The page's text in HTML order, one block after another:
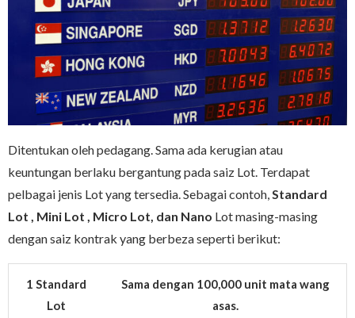
Ditentukan oleh pedagang. Sama ada kerugian atau
keuntungan berlaku bergantung pada saiz Lot. Terdapat
pelbagai jenis Lot yang tersedia. Sebagai contoh,Standard
Lot , Mini Lot , Micro Lot, dan Nano Lot masing-masing
dengan saiz kontrak yang berbeza seperti berikut:
1 Standard
Lot
Sama dengan 100,000 unit mata wang
asas.